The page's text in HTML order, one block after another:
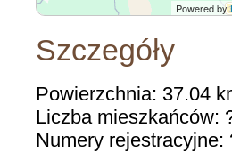
Powered by
Szczegóły
Powierzchnia: 37.04
Liczba mieszkańców:
Numery rejestracyjne: